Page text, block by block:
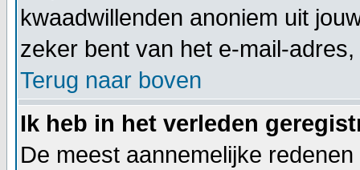
kwaadwillenden anoniem uit
zeker bent van het e-mail-
Terug naar boven
Ik heb in het verleden
De meest aannemelijke